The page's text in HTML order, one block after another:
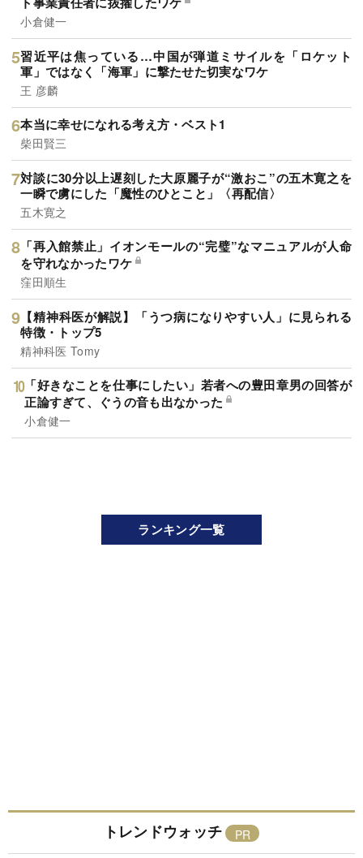
小倉健一
習近平は焦っている…中国が弾道ミサイルを「ロケット
軍」ではなく「海軍」に撃たせた切実なワケ
王 彦麟
本当に幸せになれる考え方・ベスト1
柴田賢三
対談に30分以上遅刻した大原麗子が“激おこ”の五木寛之を
一瞬で虜にした「魔性のひとこと」〈再配信〉
五木寛之
「再入館禁止」イオンモールの“完璧”なマニュアルが人命
を守れなかったワケ
窪田順生
【精神科医が解説】「うつ病になりやすい人」に見られる
特徴・トップ5
精神科医 Tomy
「好きなことを仕事にしたい」若者への豊田章男の回答が
正論すぎて、ぐうの音も出なかった
小倉健一
ランキング一覧
トレンドウォッチ